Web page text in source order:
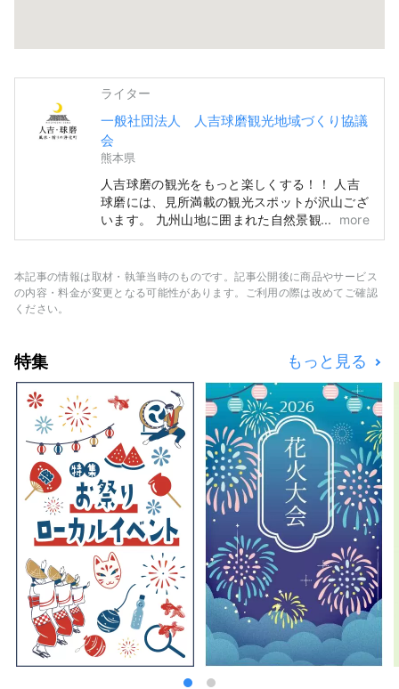
ライター
一般社団法人 人吉球磨観光地域づくり協議
会
熊本県
人吉球磨の観光をもっと楽しくする！！ 人吉
球磨には、見所満載の観光スポットが沢山ござ
います。 九州山地に囲まれた自然景観や、歴
史のある神社・寺院、城跡・史跡、 ご家族や
はの歴史や文化を感じるイベント・祭など、
人吉球磨の観光をもっと楽しくする情報を満載
more
本記事の情報は取材・執筆当時のものです。記事公開後に商品やサービス
の内容・料金が変更となる可能性があります。ご利用の際は改めてご確認
ください。
特集 もっと見る